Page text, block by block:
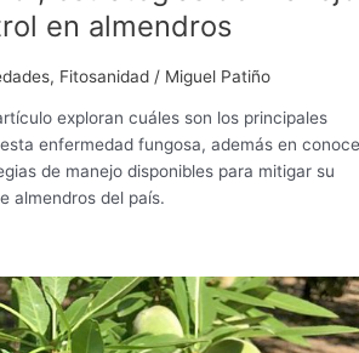
en almendros
, Fitosanidad / Miguel Patiño
exploran cuáles son los principales
enfermedad fungosa, además en
de manejo disponibles para mitigar su
almendros del país.